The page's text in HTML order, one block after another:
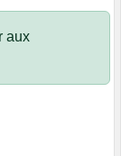
aux